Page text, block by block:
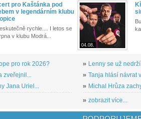
pro Kaštánka pod
v legendárním klubu
rychle.... I letos se
v klubu Modrá...
pro rok 2026?
Jana Uriel...
04.08.
» Lenny se už
» Tanja hlásí návrat
» Michal Hrůza
» zobrazit více...